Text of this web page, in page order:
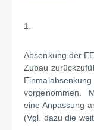
1.
Absenkung der
Zubau
vorgenommen.
eine Anpassung
(Vgl. dazu die